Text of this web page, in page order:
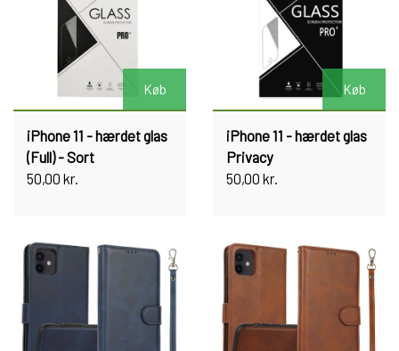
Køb
iPhone 11 - hærdet glas
(Full) - Sort
50,00 kr.
Køb
iPhone 11 - hærdet glas
Privacy
50,00 kr.